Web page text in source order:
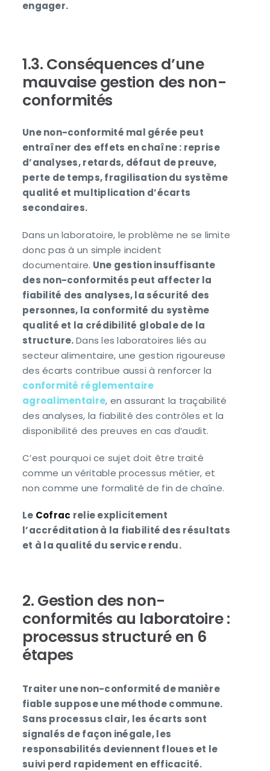
engager.
1.3. Conséquences d’une
mauvaise gestion des non-
conformités
Une non-conformité mal gérée peut
entraîner des effets en chaîne : reprise
d’analyses, retards, défaut de preuve,
perte de temps, fragilisation du système
qualité et multiplication d’écarts
secondaires.
Dans un laboratoire, le problème ne se limite
donc pas à un simple incident
documentaire. Une gestion insuffisante
des non-conformités peut affecter la
fiabilité des analyses, la sécurité des
personnes, la conformité du système
qualité et la crédibilité globale de la
structure.Dans les laboratoires liés au
secteur alimentaire, une gestion rigoureuse
des écarts contribue aussi à renforcer la
conformité réglementaire
agroalimentaire, en assurant la traçabilité
des analyses, la fiabilité des contrôles et la
disponibilité des preuves en cas d’audit.
C’est pourquoi ce sujet doit être traité
comme un véritable processus métier, et
non comme une formalité de fin de chaîne.
Le Cofrac relie explicitement
l’accréditation à la fiabilité des résultats
et à la qualité du service rendu.
2. Gestion des non-
conformités au laboratoire :
processus structuré en 6
étapes
Traiter une non-conformité de manière
fiable suppose une méthode commune.
Sans processus clair, les écarts sont
signalés de façon inégale, les
responsabilités deviennent floues et le
suivi perd rapidement en efficacité.